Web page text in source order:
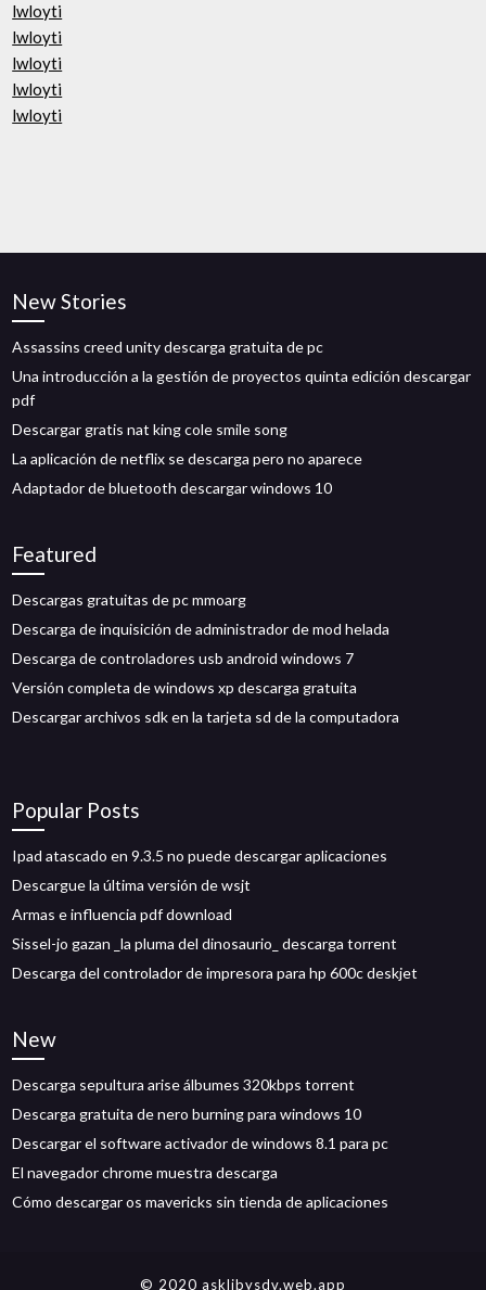
lwloyti
lwloyti
lwloyti
lwloyti
lwloyti
New Stories
Assassins creed unity descarga gratuita de pc
Una introducción a la gestión de proyectos quinta edición descargar
pdf
Descargar gratis nat king cole smile song
La aplicación de netflix se descarga pero no aparece
Adaptador de bluetooth descargar windows 10
Featured
Descargas gratuitas de pc mmoarg
Descarga de inquisición de administrador de mod helada
Descarga de controladores usb android windows 7
Versión completa de windows xp descarga gratuita
Descargar archivos sdk en la tarjeta sd de la computadora
Popular Posts
Ipad atascado en 9.3.5 no puede descargar aplicaciones
Descargue la última versión de wsjt
Armas e influencia pdf download
Sissel-jo gazan _la pluma del dinosaurio_ descarga torrent
Descarga del controlador de impresora para hp 600c deskjet
New
Descarga sepultura arise álbumes 320kbps torrent
Descarga gratuita de nero burning para windows 10
Descargar el software activador de windows 8.1 para pc
El navegador chrome muestra descarga
Cómo descargar os mavericks sin tienda de aplicaciones
© 2020 asklibysdv.web.app